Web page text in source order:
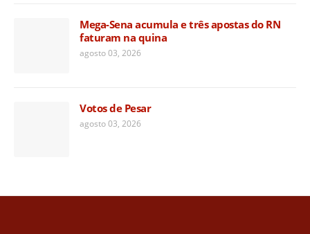
Mega-Sena acumula e três apostas do RN
faturam na quina
agosto 03, 2026
Votos de Pesar
agosto 03, 2026